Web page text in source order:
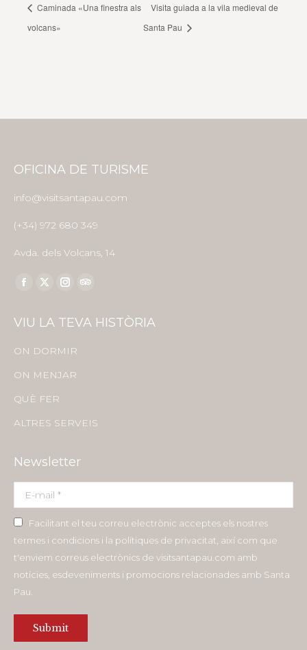
Caminada «Una finestra als
volcans»
Visita guiada a la vila medieval de
Santa Pau
OFICINA DE TURISME
info@visitsantapau.com
(+34) 972 680 349
Avda. dels Volcans, 14
Find us on:
Facebook
opens
window
X
opens
window
Instagram
opens
window
opens
VIU LA TEVA HISTÒRIA
ON DORMIR
ON MENJAR
QUÈ FER
ALTRES SERVEIS
Newsletter
E-mail *
Facilitant el teu correu electrònic acceptes els nostres
termes i condicions i la polítiques de privacitat, així com que
t'enviem correus electrònics de visitsantapau.com amb
notícies, esdeveniments i promocions relacionades amb Santa
Pau.
Submit